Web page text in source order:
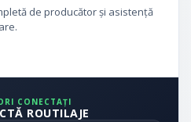
de producător și asistență
CONECTAȚI
ROUTILAJE